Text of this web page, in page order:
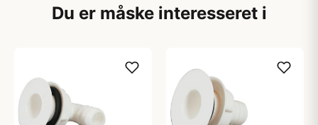
Du er måske interesseret i